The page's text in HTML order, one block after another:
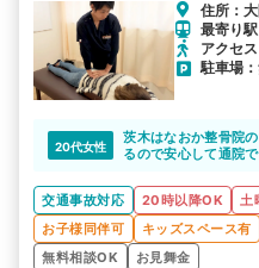
住所：
最寄り
アクセ
駐車場
20代女性
茨木はなおか整骨院
るので安心して通院で
交通事故対応 20時以降OK 土
お子様同伴可
キッズスペース有
無料相談OK
お見舞金